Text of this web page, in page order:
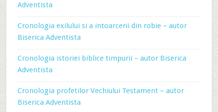
Adventista
Cronologia exilului si a intoarcerii din robie – autor
Biserica Adventista
Cronologia istoriei biblice timpurii – autor Biserica
Adventista
Cronologia profetilor Vechiului Testament – autor
Biserica Adventista